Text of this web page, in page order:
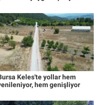
Keles'te yollar hem
hem genişliyor